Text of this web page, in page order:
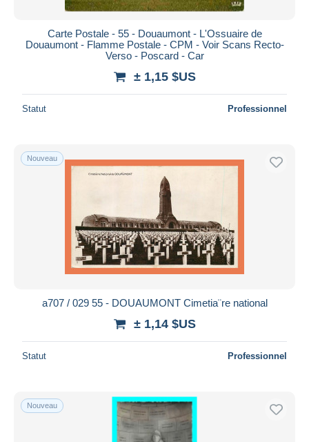
Carte Postale - 55 - Douaumont - L'Ossuaire de
Douaumont - Flamme Postale - CPM - Voir Scans Recto-
Verso - Poscard - Car
± 1,15 $US
Statut Professionnel
Nouveau
a707 / 029 55 - DOUAUMONT Cimetia¨re national
± 1,14 $US
Statut Professionnel
Nouveau